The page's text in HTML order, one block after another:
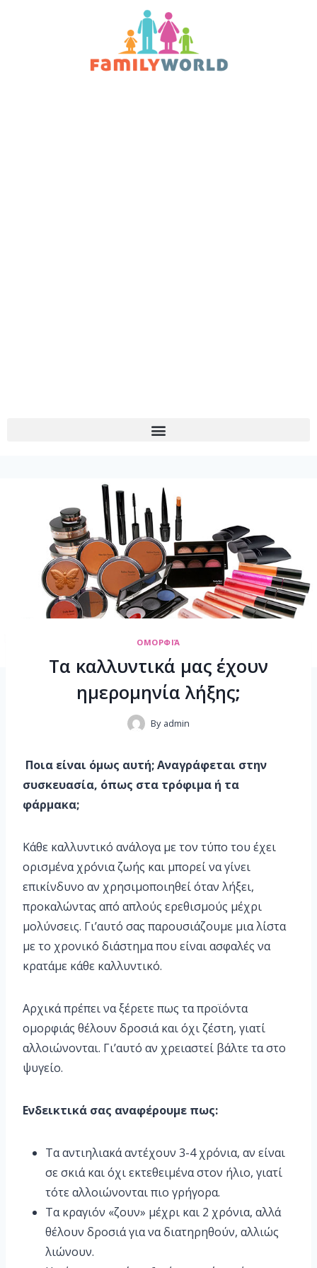
ΟΜΟΡΦΙΆ
Τα καλλυντικά μας έχουν
ημερομηνία λήξης;
By admin
Ποια είναι όμως αυτή; Αναγράφεται στην
συσκευασία, όπως στα τρόφιμα ή τα
φάρμακα;
Κάθε καλλυντικό ανάλογα με τον τύπο του έχει
ορισμένα χρόνια ζωής και μπορεί να γίνει
επικίνδυνο αν χρησιμοποιηθεί όταν λήξει,
προκαλώντας από απλούς ερεθισμούς μέχρι
μολύνσεις. Γι’αυτό σας παρουσιάζουμε μια λίστα
με το χρονικό διάστημα που είναι ασφαλές να
κρατάμε κάθε καλλυντικό.
Αρχικά πρέπει να ξέρετε πως τα προϊόντα
ομορφιάς θέλουν δροσιά και όχι ζέστη, γιατί
αλλοιώνονται. Γι’αυτό αν χρειαστεί βάλτε τα στο
ψυγείο.
Ενδεικτικά σας αναφέρουμε πως:
Τα αντιηλιακά αντέχουν 3-4 χρόνια, αν είναι
σε σκιά και όχι εκτεθειμένα στον ήλιο, γιατί
τότε αλλοιώνονται πιο γρήγορα.
Τα κραγιόν «ζουν» μέχρι και 2 χρόνια, αλλά
θέλουν δροσιά για να διατηρηθούν, αλλιώς
λιώνουν.